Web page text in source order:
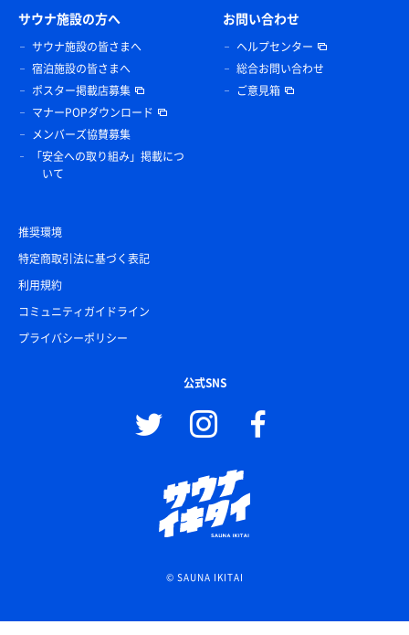
サウナ施設の方へ
サウナ施設の皆さまへ
宿泊施設の皆さまへ
ポスター掲載店募集
マナーPOPダウンロード
メンバーズ協賛募集
「安全への取り組み」掲載につ
いて
お問い合わせ
ヘルプセンター
総合お問い合わせ
ご意見箱
推奨環境
特定商取引法に基づく表記
利用規約
コミュニティガイドライン
プライバシーポリシー
公式SNS
© SAUNA IKITAI